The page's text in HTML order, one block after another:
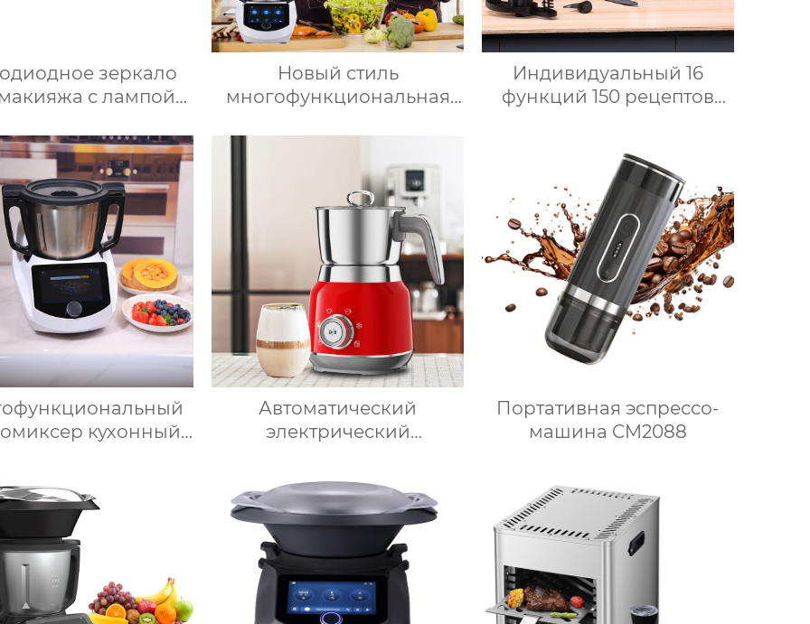
зеркало
с лампой
для спальни
свет складное
зеркало
переодевания
фабрика зеркал
Новый стиль
многофункциональная
для приготовления пищи
3.5л robot cucina tm 6
новый термомиксер t6
Индивидуальный 16
функций 150 рецептов
Электрический
многофункциональный
кухонный комбайн
Термопроцессор
кухонный
термомиксер
для продажи с
и Wi-Fi
Автоматический
электрический
подогрева молока,
подогрева шоколада,
корпус из матовой
нержавеющей стали,
домашний пароварочный
аппарат для молока
Портативная эспрессо-
машина CM2088